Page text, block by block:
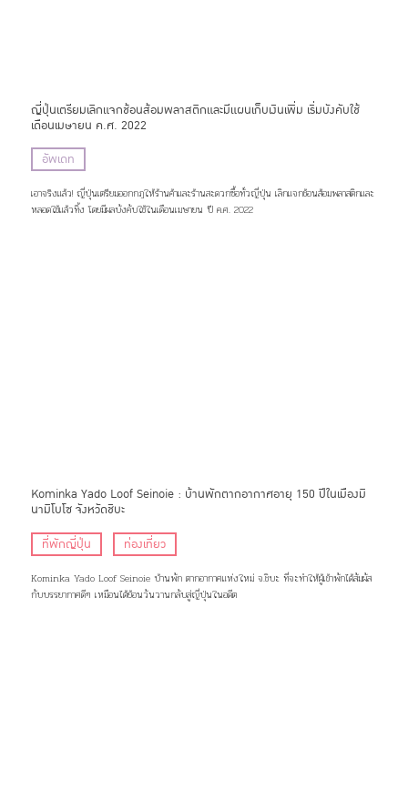
ญี่ปุ่นเตรียมเลิกแจกช้อนส้อมพลาสติกและมีแผนเก็บเงินเพิ่ม เริ่มบังคับใช้
เดือนเมษายน ค.ศ. 2022
อัพเดท
เอาจริงแล้ว! ญี่ปุ่นเตรียมออกกฎให้ร้านค้าและร้านสะดวกซื้อทั่วญี่ปุ่น เลิกแจกช้อนส้อมพลาสติกและ
หลอดใช้แล้วทิ้ง โดยมีผลบังคับใช้ในเดือนเมษายน ปี ค.ศ. 2022
Kominka Yado Loof Seinoie : บ้านพักตากอากาศอายุ 150 ปีในเมืองมิ
นามิโบโซ จังหวัดชิบะ
ที่พักญี่ปุ่น
ท่องเที่ยว
Kominka Yado Loof Seinoie บ้านพัก ตากอากาศแห่งใหม่ จ.ชิบะ ที่จะทำให้ผู้เข้าพักได้สัมผัส
กับบรรยากาศดีๆ เหมือนได้ย้อนวันวานกลับสู่ญี่ปุ่นในอดีต